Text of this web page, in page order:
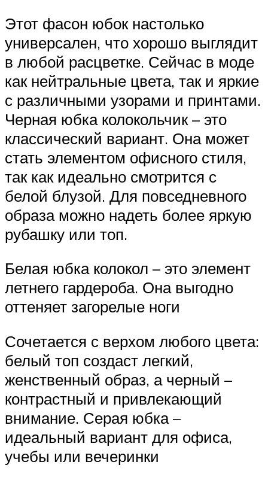
Этот фасон юбок настолько
универсален, что хорошо выглядит
в любой расцветке. Сейчас в моде
как нейтральные цвета, так и яркие
с различными узорами и принтами.
Черная юбка колокольчик – это
классический вариант. Она может
стать элементом офисного стиля,
так как идеально смотрится с
белой блузой. Для повседневного
образа можно надеть более яркую
рубашку или топ.
Белая юбка колокол – это элемент
летнего гардероба. Она выгодно
оттеняет загорелые ноги
Сочетается с верхом любого цвета:
белый топ создаст легкий,
женственный образ, а черный –
контрастный и привлекающий
внимание. Серая юбка –
идеальный вариант для офиса,
учебы или вечеринки